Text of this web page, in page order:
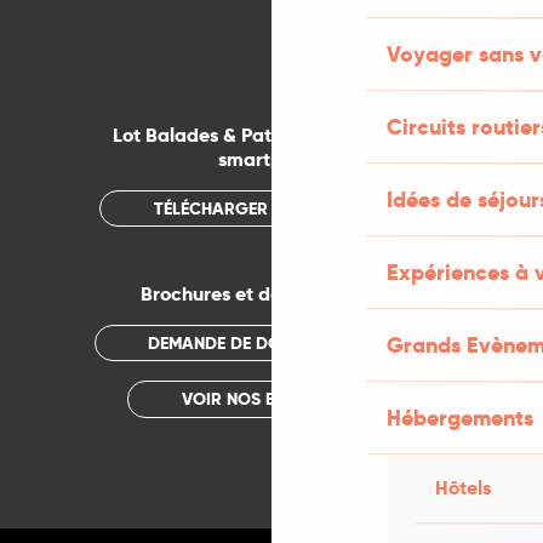
Voyager sans
Circuits
Idées de
Expériences à
Grands
Hébergements
Hôtels
Lot Balades & Patrimoines sur votre
smartphone
TÉLÉCHARGER L'APPLICATION
Brochures et documentations
DEMANDE DE DOCUMENTATION
VOIR NOS BROCHURES